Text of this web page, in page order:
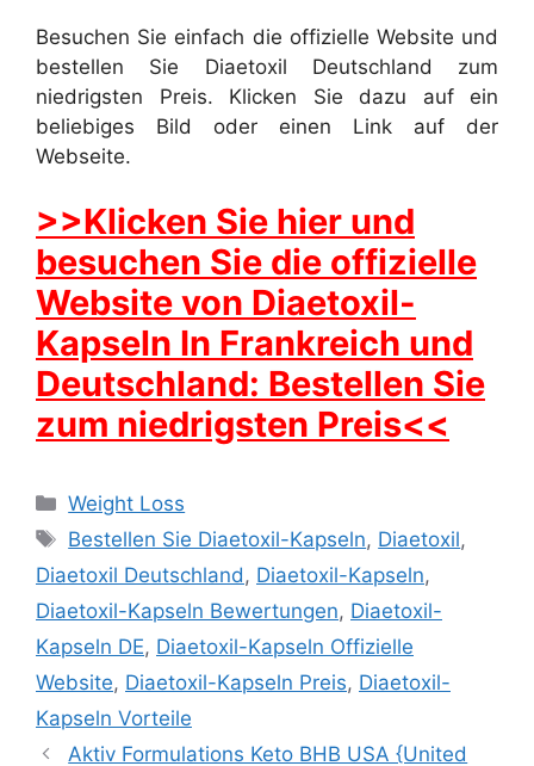
Besuchen Sie einfach die offizielle Website und
bestellen Sie Diaetoxil Deutschland zum
niedrigsten Preis. Klicken Sie dazu auf ein
beliebiges Bild oder einen Link auf der
Webseite.
>>Klicken Sie hier und
besuchen Sie die offizielle
Website von Diaetoxil-
Kapseln In Frankreich und
Deutschland: Bestellen Sie
zum niedrigsten Preis<<
Categories
Weight Loss
Tags
Bestellen Sie Diaetoxil-Kapseln, Diaetoxil,
Diaetoxil Deutschland, Diaetoxil-Kapseln,
Diaetoxil-Kapseln Bewertungen, Diaetoxil-
Kapseln DE, Diaetoxil-Kapseln Offizielle
Website, Diaetoxil-Kapseln Preis, Diaetoxil-
Kapseln Vorteile
Aktiv Formulations Keto BHB USA {United